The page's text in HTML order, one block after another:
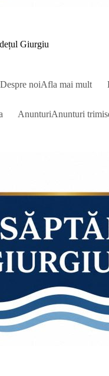
Giurgiu
Despre noiAfla mai mult
AnunturiAnunturi